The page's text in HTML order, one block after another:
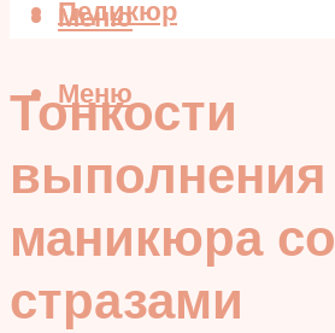
Педикюр
Меню
Меню
Тонкости
выполнения
маникюра со
стразами